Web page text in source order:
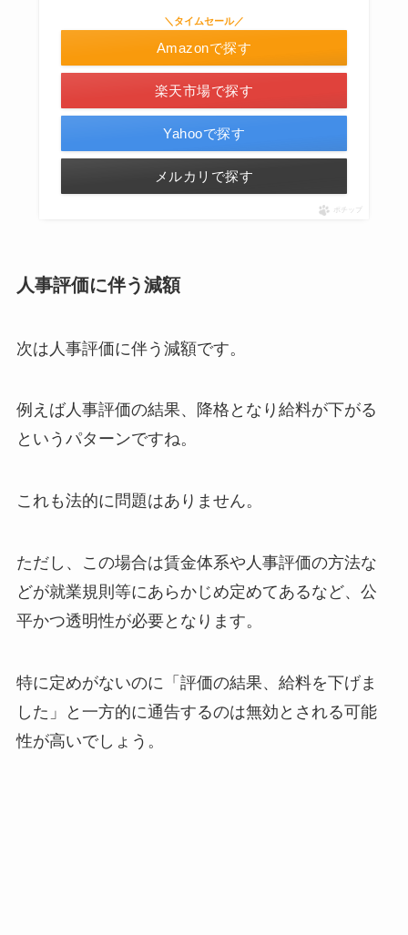
＼タイムセール／
Amazonで探す
楽天市場で探す
Yahooで探す
メルカリで探す
ポチップ
人事評価に伴う減額
次は人事評価に伴う減額です。
例えば人事評価の結果、降格となり給料が下がる
というパターンですね。
これも法的に問題はありません。
ただし、この場合は賃金体系や人事評価の方法な
どが就業規則等にあらかじめ定めてあるなど、公
平かつ透明性が必要となります。
特に定めがないのに「評価の結果、給料を下げま
した」と一方的に通告するのは無効とされる可能
性が高いでしょう。